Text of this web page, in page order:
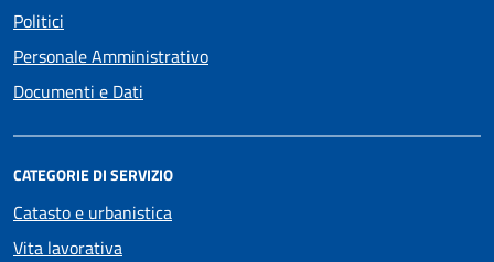
Politici
Personale Amministrativo
Documenti e Dati
CATEGORIE DI SERVIZIO
Catasto e urbanistica
Vita lavorativa